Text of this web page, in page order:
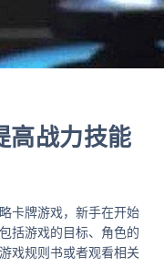
高战力技能
卡牌游戏，新手在开始
括游戏的目标、角色的
戏规则书或者观看相关